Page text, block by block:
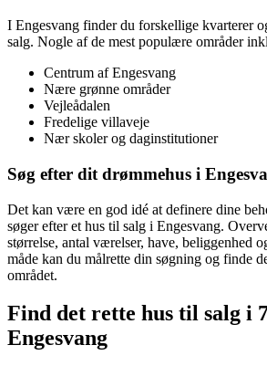
I Engesvang finder du forskellige kvarterer
salg. Nogle af de mest populære områder
Centrum af Engesvang
Nære grønne områder
Vejleådalen
Fredelige villaveje
Nær skoler og daginstitutioner
Søg efter dit drømmehus i
Det kan være en god idé at definere dine
søger efter et hus til salg i Engesvang.
størrelse, antal værelser, have, beliggenhed
måde kan du målrette din søgning og finde
området.
Find det rette hus til salg i
Engesvang